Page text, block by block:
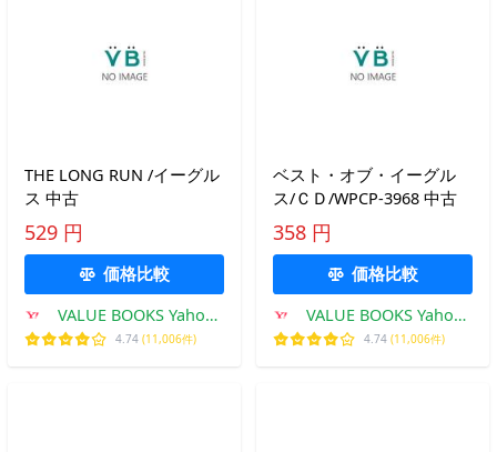
THE LONG RUN /イーグル
ス 中古
529 円
価格比較
VALUE BOOKS Yahoo!
店
4.74 (11,006件)
ベスト・オブ・イーグル
ス/ＣＤ/WPCP-3968 中古
358 円
価格比較
VALUE BOOKS Yahoo!
店
4.74 (11,006件)